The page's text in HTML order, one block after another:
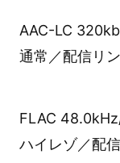
AAC-LC
通常／配信リ
FLAC
ハイレゾ／配